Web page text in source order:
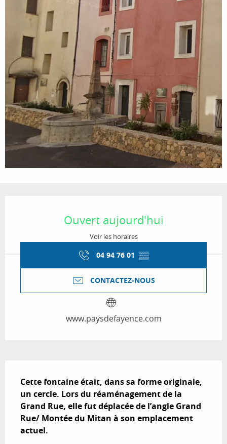
Ouvert aujourd'hui
Voir les horaires
04 94 76 01 ▒▒
CONTACTEZ-NOUS
www.paysdefayence.com
Cette fontaine était, dans sa forme originale,
un cercle. Lors du réaménagement de la
Grand Rue, elle fut déplacée de l’angle Grand
Rue/ Montée du Mitan à son emplacement
actuel.